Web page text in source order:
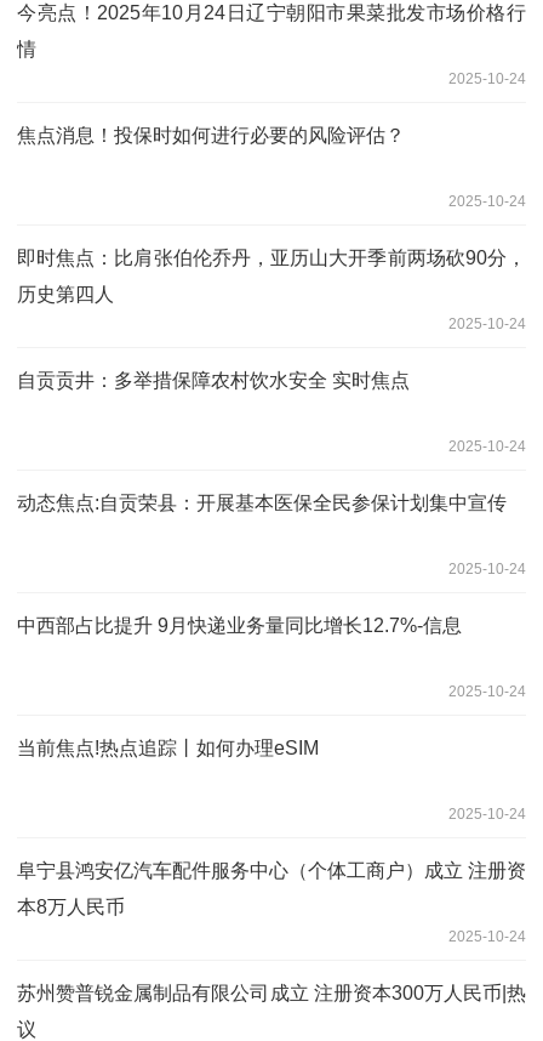
今亮点！2025年10月24日辽宁朝阳市果菜批发市场价格行
情
2025-10-24
焦点消息！投保时如何进行必要的风险评估？
2025-10-24
即时焦点：比肩张伯伦乔丹，亚历山大开季前两场砍90分，
历史第四人
2025-10-24
自贡贡井：多举措保障农村饮水安全 实时焦点
2025-10-24
动态焦点:自贡荣县：开展基本医保全民参保计划集中宣传
2025-10-24
中西部占比提升 9月快递业务量同比增长12.7%-信息
2025-10-24
当前焦点!热点追踪丨如何办理eSIM
2025-10-24
阜宁县鸿安亿汽车配件服务中心（个体工商户）成立 注册资
本8万人民币
2025-10-24
苏州赞普锐金属制品有限公司成立 注册资本300万人民币|热
议